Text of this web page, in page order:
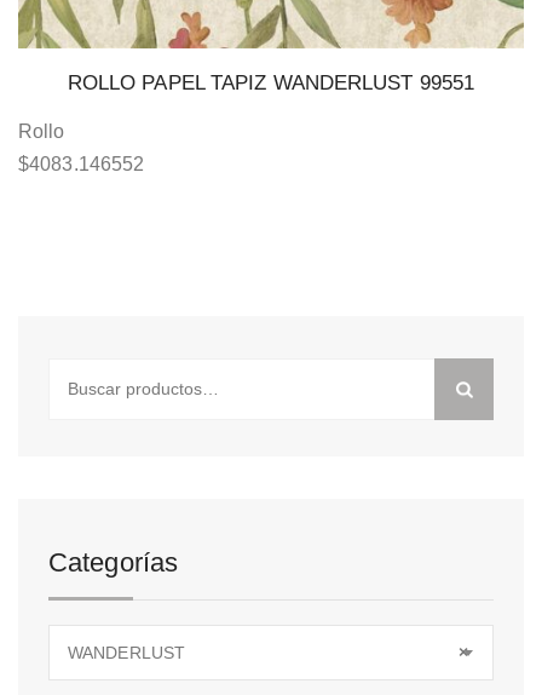
ROLLO PAPEL TAPIZ WANDERLUST 99551
Rollo
$4083.146552
Categorías
×
WANDERLUST